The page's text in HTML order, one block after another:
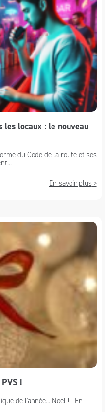
les locaux : le nouveau
du Code de la route et ses
En savoir plus
!
de l'année... Noël ! En